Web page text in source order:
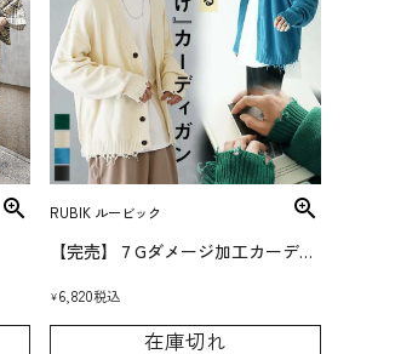
RUBIK ルービック
【完売】７Gダメージ加工カーディガン
¥6,820税込
在庫切れ